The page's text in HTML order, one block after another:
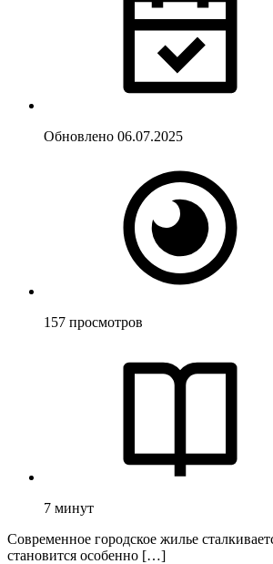
Обновлено 06.07.2025
157 просмотров
7 минут
Современное городское жилье
становится особенно […]